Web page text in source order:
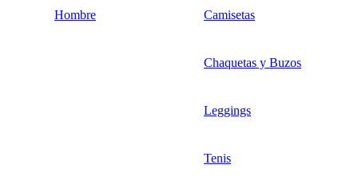
Hombre Camisetas
Chaquetas y Buzos
Leggings
Tenis